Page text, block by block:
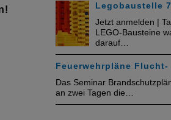
Legobaustelle
Jetzt anmelden |
LEGO-Bausteine
darauf…
Feuerwehrpläne
Das Seminar
an zwei Tagen die…